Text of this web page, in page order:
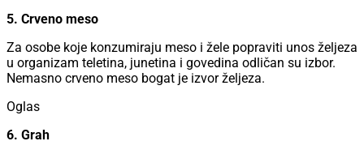
5. Crveno meso
Za osobe koje konzumiraju meso i žele popraviti unos željeza
u organizam teletina, junetina i govedina odličan su izbor.
Nemasno crveno meso bogat je izvor željeza.
Oglas
6. Grah